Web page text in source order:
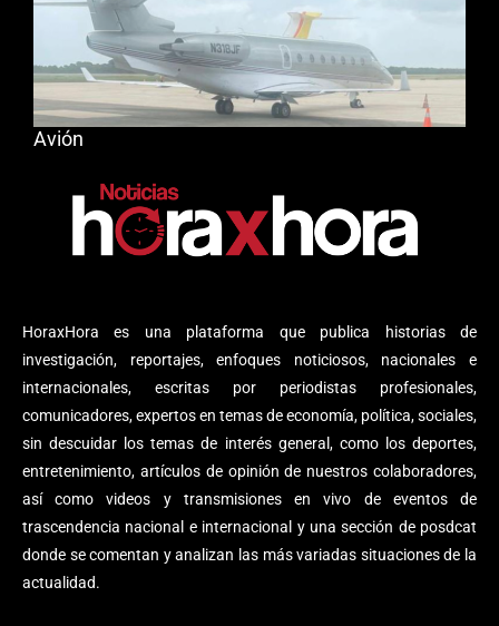
HoraxHora es una plataforma que publica historias de
investigación, reportajes, enfoques noticiosos, nacionales e
internacionales, escritas por periodistas profesionales,
comunicadores, expertos en temas de economía, política, sociales,
sin descuidar los temas de interés general, como los deportes,
entretenimiento, artículos de opinión de nuestros colaboradores,
así como videos y transmisiones en vivo de eventos de
trascendencia nacional e internacional y una sección de posdcat
donde se comentan y analizan las más variadas situaciones de la
actualidad.
Avión